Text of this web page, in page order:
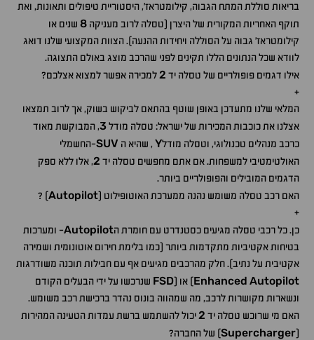
בריאות סוללת המתח הגבוה, קילומטראז', היסטוריית טיפולים ותאונות, ואת
תוקף האחריות המקורית של היצרן (טסלה לרוב מעניקה 8 שנים או
קילומטראז' גבוה על הסוללה ויחידות ההנעה). הצוות המקצועי שלנו דואג
לוודא שכל הנתונים הללו תקינים לפני שהרכב מוצג באולם התצוגה.
אילו דגמים פופולריים של טסלה יד 2למכירה אפשר למצוא אצלכם?
+
המלאי שלנו מתעדכן באופן שוטף בהתאם לביקוש בשוק, אך לרוב תמצאו
אצלנו את כוכבות המכירות של ישראל: טסלה מודל3, המבוקשת מאוד
כרכב מנהלים טכנולוגי, וטסלה מודלY , שהיא ה SUV-החשמלי
האולטימטיבי למשפחות. אם אתם מחפשים טסלה יד 2, אלו ללא ספק
הדגמים המובילים והפופולריים ביותר.
האם רכב טסלה משומש נהנה ממערכת האוטופילוט (Autopilot
) ?
+
כן. כל רכבי טסלה מגיעים כסטנדרט עם חומרת הAutopilot- ומערכות
בטיחות אקטיביות מתקדמות ביותר (כמו בלימת חירום אוטונומית ושמירה
אקטיבית על נתיב). חלק מהרכבים מגיעים אף עם חבילות תוכנה משודרגות
Enhanced Autopilot ) או (FSD שנרכשו על ידי הבעלים הקודם
ונשארות מקושרות לרכב, מה שמהווה בונוס נהדר ברכישת רכב משומש.
האם מי שרוכש טסלה יד 2יכול להשתמש ברשת עמדות הטעינה המהירות
(
Supercharger) של החברה?